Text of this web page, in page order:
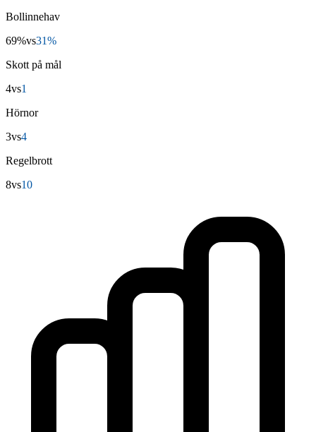
Bollinnehav
69%vs31%
Skott på mål
4vs1
Hörnor
3vs4
Regelbrott
8vs10